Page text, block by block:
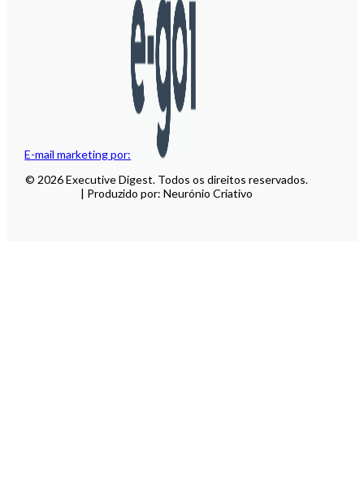
E-mail marketing por:
© 2026 Executive Digest. Todos os direitos reservados.
| Produzido por: Neurónio Criativo